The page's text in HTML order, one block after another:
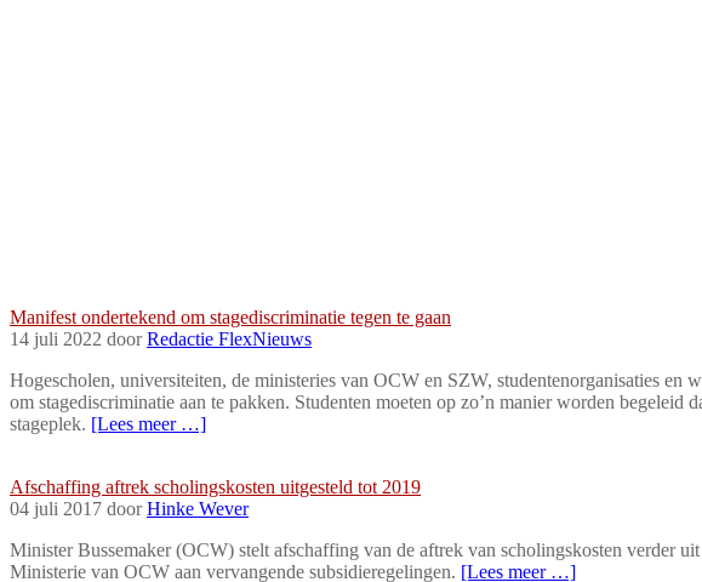
Manifest ondertekend om stagediscriminatie tegen te gaan
14 juli 2022 doorRedactie FlexNieuws
Hogescholen, universiteiten, de ministeries van OCW en SZW, studentenorganisaties en
om stagediscriminatie aan te pakken. Studenten moeten op zo’n manier worden begeleid
stageplek. [Lees meer …]
Afschaffing aftrek scholingskosten uitgesteld tot 2019
04 juli 2017 doorHinke Wever
Minister Bussemaker (OCW) stelt afschaffing van de aftrek van scholingskosten verder
Ministerie van OCW aan vervangende subsidieregelingen. [Lees meer …]